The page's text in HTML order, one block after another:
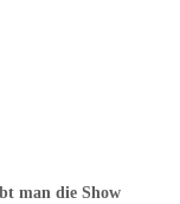
man die Show